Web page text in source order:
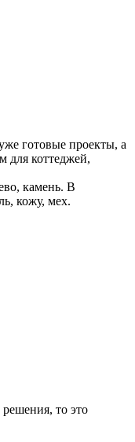
готовые проекты, а
для коттеджей,
камень. В
кожу, мех.
то это